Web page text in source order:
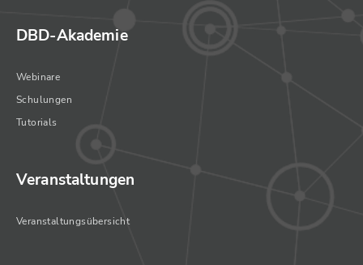
DBD-Akademie
Webinare
Schulungen
Tutorials
Veranstaltungen
Veranstaltungsübersicht